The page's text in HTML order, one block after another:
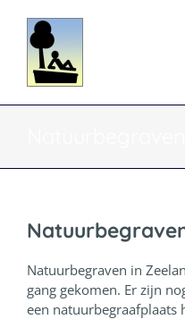
inhoud
Natuurbegraven in
gang gekomen. Er zijn
een natuurbegraafplaats